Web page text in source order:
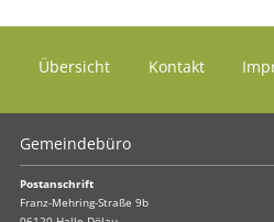
Übersicht Kontakt
Gemeindebüro
Postanschrift
Franz-Mehring-Straße 9b